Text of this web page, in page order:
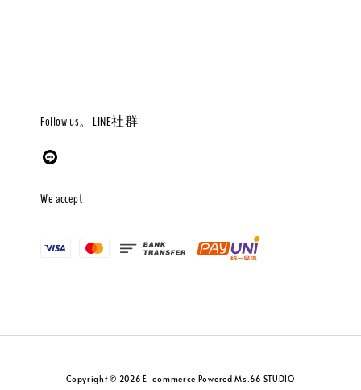
Follow us。LINE社群
We accept
Copyright © 2026 E-commerce Powered Ms.66 STUDIO